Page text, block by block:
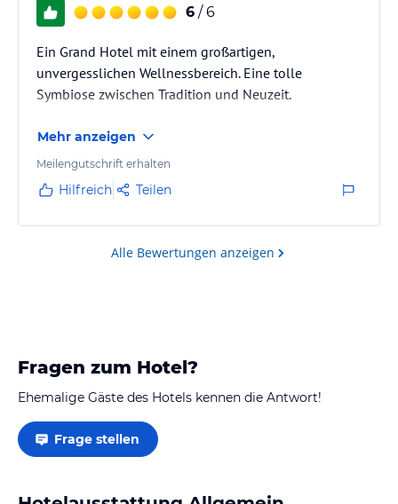
6 / 6
Ein Grand Hotel mit einem großartigen,
unvergesslichen Wellnessbereich. Eine tolle
Symbiose zwischen Tradition und Neuzeit.
Mehr anzeigen
Meilengutschrift erhalten
Hilfreich Teilen
Alle Bewertungen anzeigen
Fragen zum Hotel?
Ehemalige Gäste des Hotels kennen die Antwort!
Frage stellen